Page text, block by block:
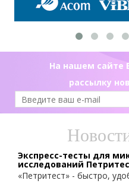
На нашем сайте
рассылку
Экспресс-тесты для
исследований
«Петритест» - быстро,